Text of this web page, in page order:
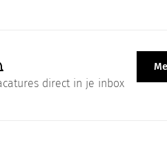
| Ontwerp & Onderhoud:
direct in je inbox